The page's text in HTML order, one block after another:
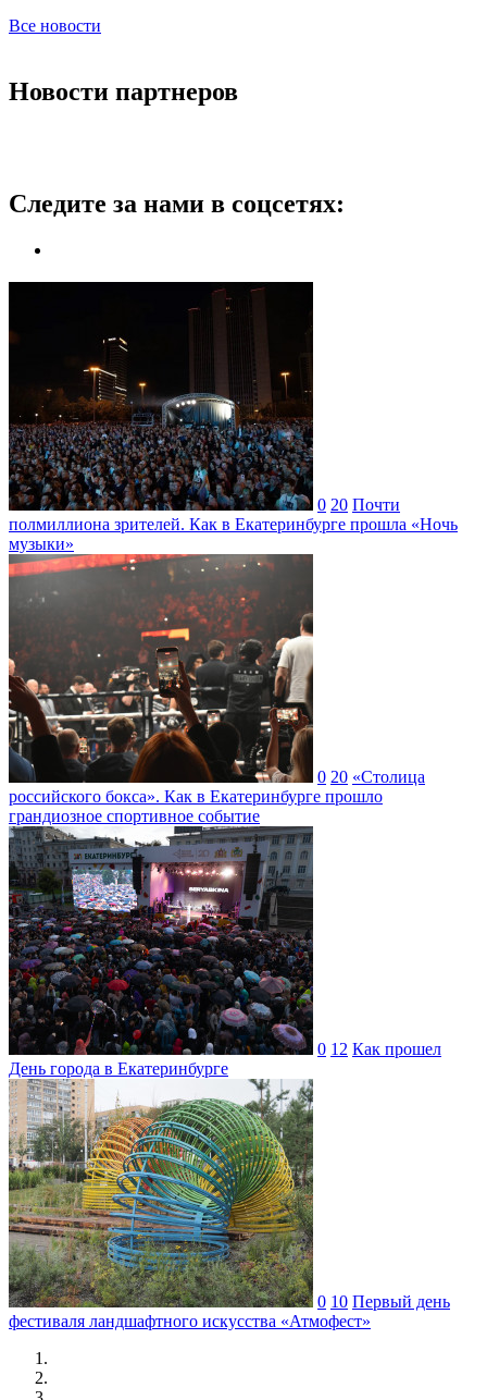
Все новости
Новости партнеров
Следите за нами в соцсетях:
0 20 Почти
полмиллиона зрителей. Как в Екатеринбурге прошла «Ночь
музыки»
0 20 «Столица
российского бокса». Как в Екатеринбурге прошло
грандиозное спортивное событие
0 12 Как прошел
День города в Екатеринбурге
0 10 Первый день
фестиваля ландшафтного искусства «Атмофест»